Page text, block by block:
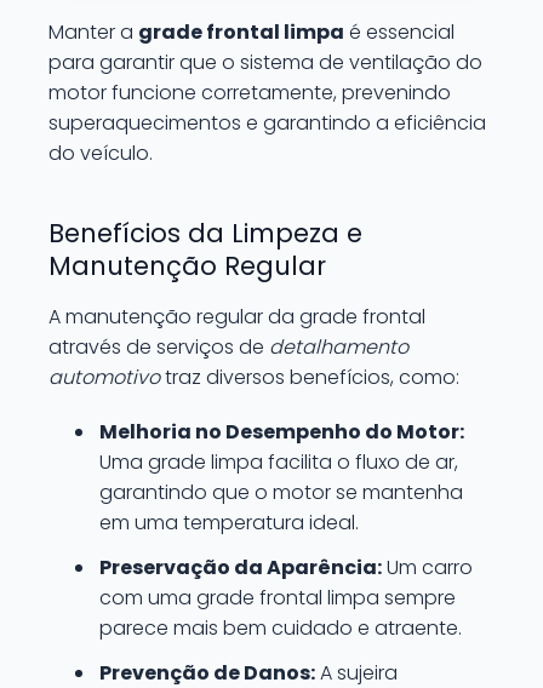
Manter a grade frontal limpa é essencial
para garantir que o sistema de ventilação do
motor funcione corretamente, prevenindo
superaquecimentos e garantindo a eficiência
do veículo.
Benefícios da Limpeza e
Manutenção Regular
A manutenção regular da grade frontal
através de serviços de detalhamento
automotivotraz diversos benefícios, como:
Melhoria no Desempenho do Motor:
Uma grade limpa facilita o fluxo de ar,
garantindo que o motor se mantenha
em uma temperatura ideal.
Preservação da Aparência:Um carro
com uma grade frontal limpa sempre
parece mais bem cuidado e atraente.
Prevenção de Danos:A sujeira